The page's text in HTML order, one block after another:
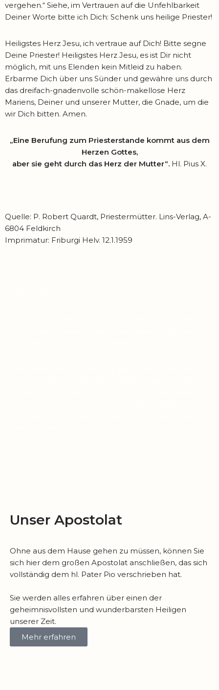
vergehen.“ Siehe, im Vertrauen auf die Unfehlbarkeit
Deiner Worte bitte ich Dich: Schenk uns heilige Priester!
Heiligstes Herz Jesu, ich vertraue auf Dich! Bitte segne
Deine Priester! Heiligstes Herz Jesu, es ist Dir nicht
möglich, mit uns Elenden kein Mitleid zu haben.
Erbarme Dich über uns Sünder und gewähre uns durch
das dreifach-gnadenvolle schön-makellose Herz
Mariens, Deiner und unserer Mutter, die Gnade, um die
wir Dich bitten. Amen.
„Eine Berufung zum Priesterstande kommt aus dem
Herzen Gottes,
aber sie geht durch das Herz der Mutter“. Hl. Pius X.
Quelle: P. Robert Quardt, Priestermütter. Lins-Verlag, A-
6804 Feldkirch
Imprimatur: Friburgi Helv. 12.1.1959
Unser Apostolat
Ohne aus dem Hause gehen zu müssen, können Sie
sich hier dem großen Apostolat anschließen, das sich
vollständig dem hl. Pater Pio verschrieben hat.
Sie werden alles erfahren über einen der
geheimnisvollsten und wunderbarsten Heiligen
unserer Zeit.
Mehr erfahren